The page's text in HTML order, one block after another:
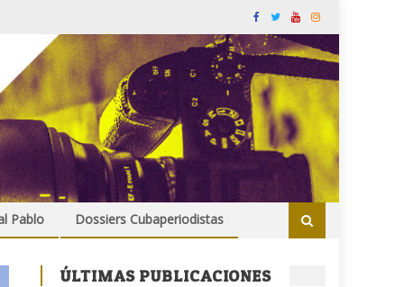
Pablo Dossiers Cubaperiodistas
ÚLTIMAS PUBLICACIONES